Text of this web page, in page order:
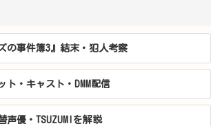
の事件簿3』結末・犯人考察
ト・キャスト・DMM配信
声優・TSUZUMIを解説